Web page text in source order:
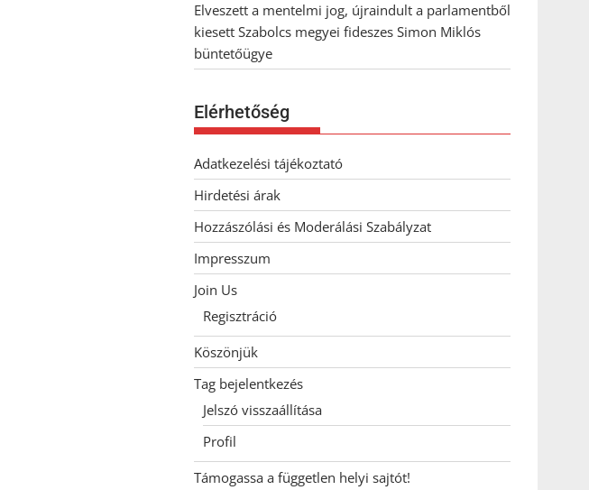
Elveszett a mentelmi jog, újraindult a parlamentből
kiesett Szabolcs megyei fideszes Simon Miklós
büntetőügye
Elérhetőség
Adatkezelési tájékoztató
Hirdetési árak
Hozzászólási és Moderálási Szabályzat
Impresszum
Join Us
Regisztráció
Köszönjük
Tag bejelentkezés
Jelszó visszaállítása
Profil
Támogassa a független helyi sajtót!